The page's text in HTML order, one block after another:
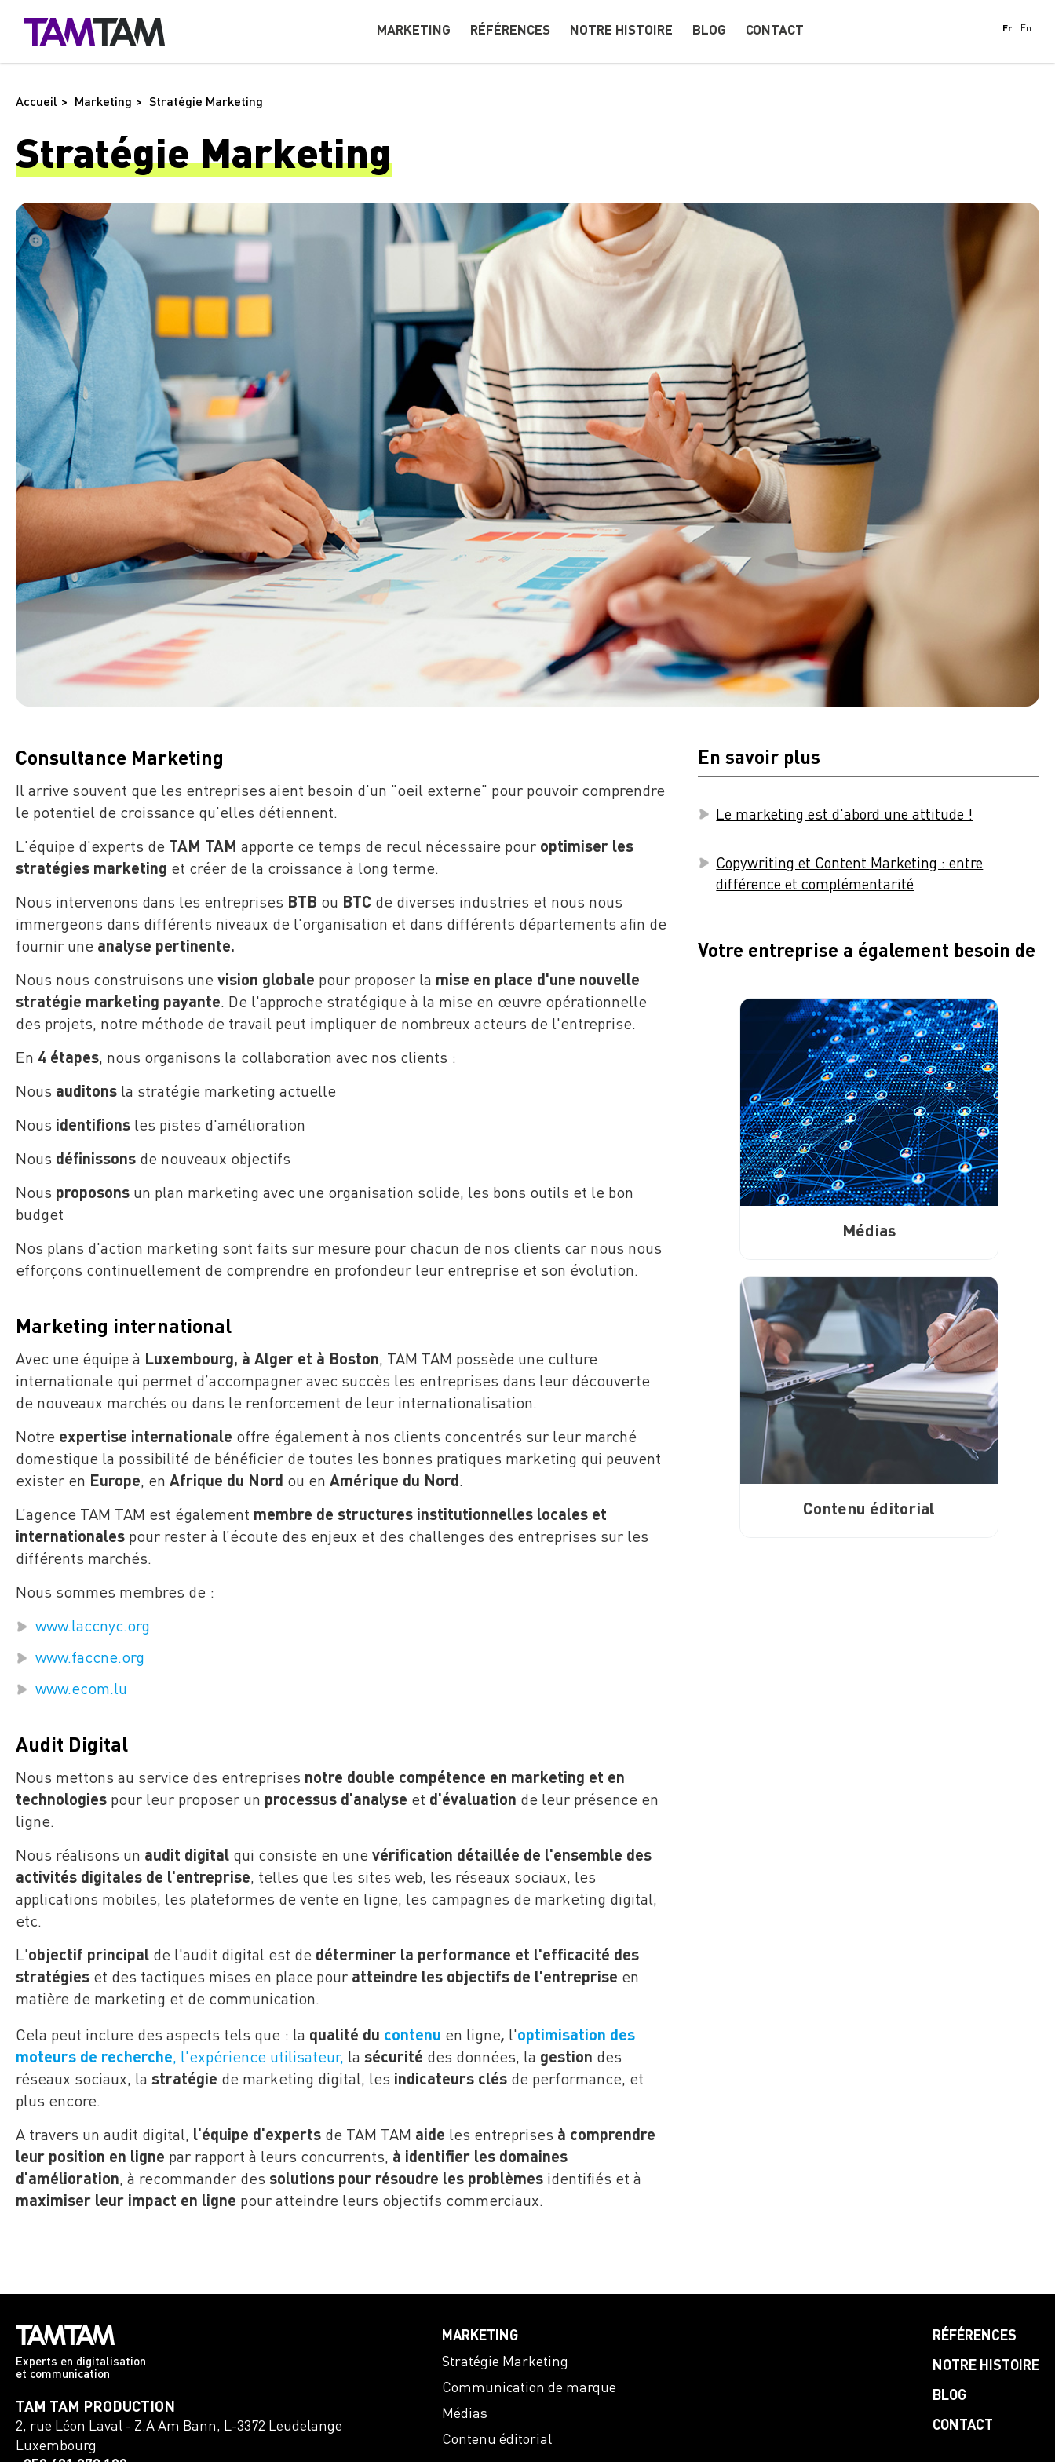
Fr En
Accueil Marketing Stratégie Marketing
StratégieMarketing
Consultance Marketing
Il arrive souvent que les entreprises aient besoin d'un "oeil externe" pour pouvoir comprendre
le potentiel de croissance qu'elles détiennent.
L'équipe d'experts de TAM TAM apporte ce temps de recul nécessaire pour optimiser les
stratégies marketing et créer de la croissance à long terme.
Nous intervenons dans les entreprises BTB ou BTC de diverses industries et nous nous
immergeons dans différents niveaux de l'organisation et dans différents départements afin de
fournir une analyse pertinente.
Nous nous construisons une vision globale pour proposer la mise en place d'une nouvelle
stratégie marketing payante. De l'approche stratégique à la mise en œuvre opérationnelle
des projets, notre méthode de travail peut impliquer de nombreux acteurs de l'entreprise.
En 4 étapes, nous organisons la collaboration avec nos clients :
Nous auditons la stratégie marketing actuelle
Nous identifions les pistes d'amélioration
Nous définissons de nouveaux objectifs
Nous proposons un plan marketing avec une organisation solide, les bons outils et le bon
budget
Nos plans d'action marketing sont faits sur mesure pour chacun de nos clients car nous nous
efforçons continuellement de comprendre en profondeur leur entreprise et son évolution.
Marketing international
Avec une équipe à Luxembourg, à Alger et à Boston, TAM TAM possède une culture
internationale qui permet d’accompagner avec succès les entreprises dans leur découverte
de nouveaux marchés ou dans le renforcement de leur internationalisation.
Notre expertise internationale offre également à nos clients concentrés sur leur marché
domestique la possibilité de bénéficier de toutes les bonnes pratiques marketing qui peuvent
exister en Europe, en Afrique du Nord ou en Amérique du Nord.
L’agence TAM TAM est également membre de structures institutionnelles locales et
internationales pour rester à l’écoute des enjeux et des challenges des entreprises sur les
différents marchés.
Nous sommes membres de :
www.laccnyc.org
www.faccne.org
www.ecom.lu
Audit Digital
Nous mettons au service des entreprises notre double compétence en marketing et en
technologies pour leur proposer un processus d'analyse et d'évaluation de leur présence en
ligne.
Nous réalisons un audit digital qui consiste en une vérification détaillée de l'ensemble des
activités digitales de l'entreprise, telles que les sites web, les réseaux sociaux, les
applications mobiles, les plateformes de vente en ligne, les campagnes de marketing digital,
etc.
L'objectif principal de l'audit digital est de déterminer la performance et l'efficacité des
stratégies et des tactiques mises en place pour atteindre les objectifs de l'entreprise en
matière de marketing et de communication.
Cela peut inclure des aspects tels que : la qualité du contenu en ligne, l'optimisation des
moteurs de recherche, l'expérience utilisateur, la sécurité des données, la gestion des
réseaux sociaux, la stratégie de marketing digital, les indicateurs clés de performance, et
plus encore.
A travers un audit digital, l'équipe d'experts de TAM TAM aide les entreprises à comprendre
leur position en ligne par rapport à leurs concurrents, à identifier les domaines
d'amélioration, à recommander des solutions pour résoudre les problèmes identifiés et à
maximiser leur impact en ligne pour atteindre leurs objectifs commerciaux.
En savoir plus
Le marketing est d'abord une attitude !
Copywriting et Content Marketing : entre
différence et complémentarité
Votre entreprise a également besoin de
Médias
Contenu éditorial
Experts en digitalisation
et communication
TAM TAM PRODUCTION
2, rue Léon Laval - Z.A Am Bann, L-3372 Leudelange
Luxembourg
MARKETING
Stratégie Marketing
Communication de marque
Médias
Contenu éditorial
RÉFÉRENCES
NOTRE HISTOIRE
BLOG
CONTACT
MARKETING RÉFÉRENCES NOTRE HISTOIRE BLOG CONTACT